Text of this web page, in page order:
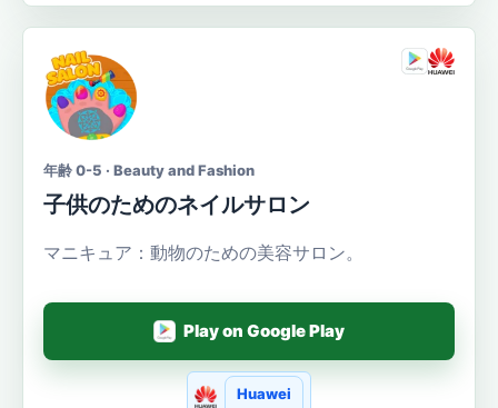
年齢 0-5 · Beauty and Fashion
子供のためのネイルサロン
マニキュア：動物のための美容サロン。
Play on Google Play
Huawei